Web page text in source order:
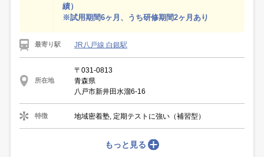
績）
※試用期間6ヶ月、うち研修期間2ヶ月あり
最寄り駅 JR八戸線 白銀駅
所在地
〒031-0813
青森県
八戸市新井田水溜6-16
特徴 地域密着塾, 定期テストに強い（補習型）
もっと見る